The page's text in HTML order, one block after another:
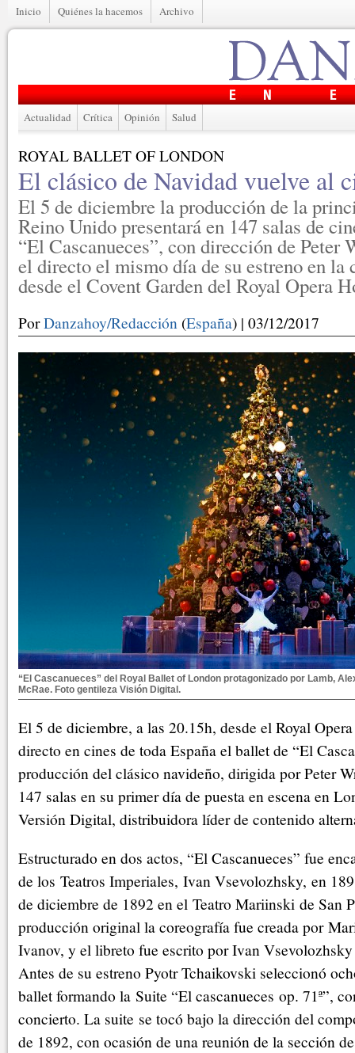
Inicio Quiénes la hacemos Archivo
Actualidad Crítica Opinión Salud
ROYAL BALLET OF LONDON
El clásico de Navidad vuelve al
El 5 de diciembre la producción de la
Reino Unido presentará en 147 salas de
“El Cascanueces”, con dirección de Peter
el directo el mismo día de su estreno en
desde el Covent Garden del Royal Opera
PorDanzahoy/Redacción (España) | 03/12/2017
“El Cascanueces” del Royal Ballet of London protagonizado por Lamb,
McRae. Foto gentileza Visión Digital.
El 5 de diciembre, a las 20.15h, desde el Royal
directo en cines de toda España el ballet de “El
producción del clásico navideño, dirigida por Peter
147 salas en su primer día de puesta en escena en
Versión Digital, distribuidora líder de contenido
Estructurado en dos actos, “El Cascanueces” fue
de los Teatros Imperiales, Ivan Vsevolozhsky, en
de diciembre de 1892 en el Teatro Mariinski de San
producción original la coreografía fue creada por
Ivanov, y el libreto fue escrito por Ivan
Antes de su estreno Pyotr Tchaikovski seleccionó
ballet formando la Suite “El cascanueces op. 71ª”,
concierto. La suite se tocó bajo la dirección del
de 1892, con ocasión de una reunión de la sección